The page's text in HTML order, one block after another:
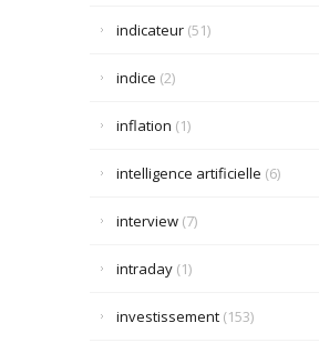
indicateur(51)
indice (2)
inflation (1)
intelligence artificielle (6)
interview(7)
intraday(1)
investissement(153)